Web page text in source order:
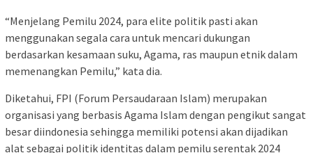
“Menjelang Pemilu 2024, para elite politik pasti akan
menggunakan segala cara untuk mencari dukungan
berdasarkan kesamaan suku, Agama, ras maupun etnik dalam
memenangkan Pemilu,” kata dia.
Diketahui, FPI (Forum Persaudaraan Islam) merupakan
organisasi yang berbasis Agama Islam dengan pengikut sangat
besar diindonesia sehingga memiliki potensi akan dijadikan
alat sebagai politik identitas dalam pemilu serentak 2024